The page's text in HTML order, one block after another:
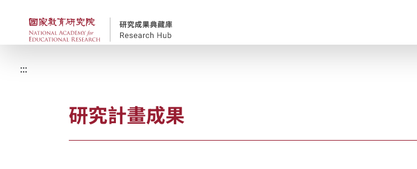
跳到主要內容國家教育研究院-研究成果典藏庫
:::
研究計畫成果